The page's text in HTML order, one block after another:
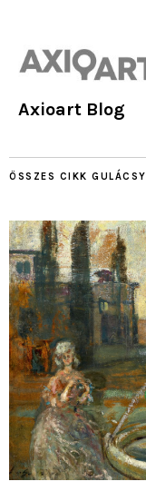
Axioart Blog
ÖSSZES CIKK